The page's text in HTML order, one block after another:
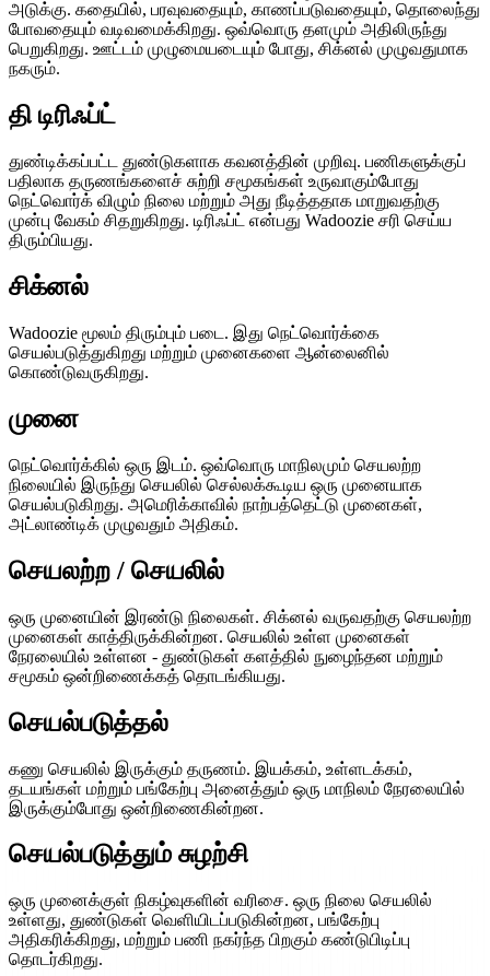
அடுக்கு. கதையில், பரவுவதையும், காணப்படுவதையும், தொலைந்து
போவதையும் வடிவமைக்கிறது. ஒவ்வொரு தளமும் அதிலிருந்து
பெறுகிறது. ஊட்டம் முழுமையடையும் போது, ​​சிக்னல் முழுவதுமாக
நகரும்.
தி டிரிஃப்ட்
துண்டிக்கப்பட்ட துண்டுகளாக கவனத்தின் முறிவு. பணிகளுக்குப்
பதிலாக தருணங்களைச் சுற்றி சமூகங்கள் உருவாகும்போது
நெட்வொர்க் விழும் நிலை மற்றும் அது நீடித்ததாக மாறுவதற்கு
முன்பு வேகம் சிதறுகிறது. டிரிஃப்ட் என்பது Wadoozie சரி செய்ய
திரும்பியது.
சிக்னல்
Wadoozie மூலம் திரும்பும் படை. இது நெட்வொர்க்கை
செயல்படுத்துகிறது மற்றும் முனைகளை ஆன்லைனில்
கொண்டுவருகிறது.
முனை
நெட்வொர்க்கில் ஒரு இடம். ஒவ்வொரு மாநிலமும் செயலற்ற
நிலையில் இருந்து செயலில் செல்லக்கூடிய ஒரு முனையாக
செயல்படுகிறது. அமெரிக்காவில் நாற்பத்தெட்டு முனைகள்,
அட்லாண்டிக் முழுவதும் அதிகம்.
செயலற்ற / செயலில்
ஒரு முனையின் இரண்டு நிலைகள். சிக்னல் வருவதற்கு செயலற்ற
முனைகள் காத்திருக்கின்றன. செயலில் உள்ள முனைகள்
நேரலையில் உள்ளன - துண்டுகள் களத்தில் நுழைந்தன மற்றும்
சமூகம் ஒன்றிணைக்கத் தொடங்கியது.
செயல்படுத்தல்
கணு செயலில் இருக்கும் தருணம். இயக்கம், உள்ளடக்கம்,
தடயங்கள் மற்றும் பங்கேற்பு அனைத்தும் ஒரு மாநிலம் நேரலையில்
இருக்கும்போது ஒன்றிணைகின்றன.
செயல்படுத்தும் சுழற்சி
ஒரு முனைக்குள் நிகழ்வுகளின் வரிசை. ஒரு நிலை செயலில்
உள்ளது, துண்டுகள் வெளியிடப்படுகின்றன, பங்கேற்பு
அதிகரிக்கிறது, மற்றும் பணி நகர்ந்த பிறகும் கண்டுபிடிப்பு
தொடர்கிறது.